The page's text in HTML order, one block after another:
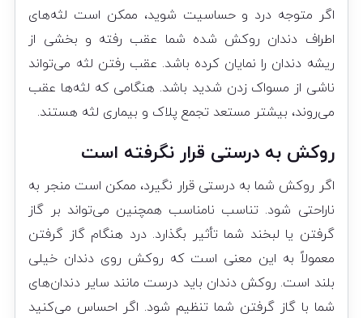
اگر متوجه درد و حساسیت شوید، ممکن است لثه‌های
اطراف دندان روکش شده شما عقب رفته و بخشی از
ریشه دندان را نمایان کرده باشد. عقب رفتن لثه می‌تواند
ناشی از مسواک زدن شدید باشد. هنگامی که لثه‌ها عقب
می‌روند، بیشتر مستعد تجمع پلاک و بیماری لثه هستند.
روکش به درستی قرار نگرفته است
اگر روکش شما به درستی قرار نگیرد، ممکن است منجر به
ناراحتی شود. تناسب نامناسب همچنین می‌تواند بر گاز
گرفتن یا لبخند شما تأثیر بگذارد. درد هنگام گاز گرفتن
معمولاً به این معنی است که روکش روی دندان خیلی
بلند است. روکش دندان باید درست مانند سایر دندان‌های
شما با گاز گرفتن شما تنظیم شود. اگر احساس می‌کنید